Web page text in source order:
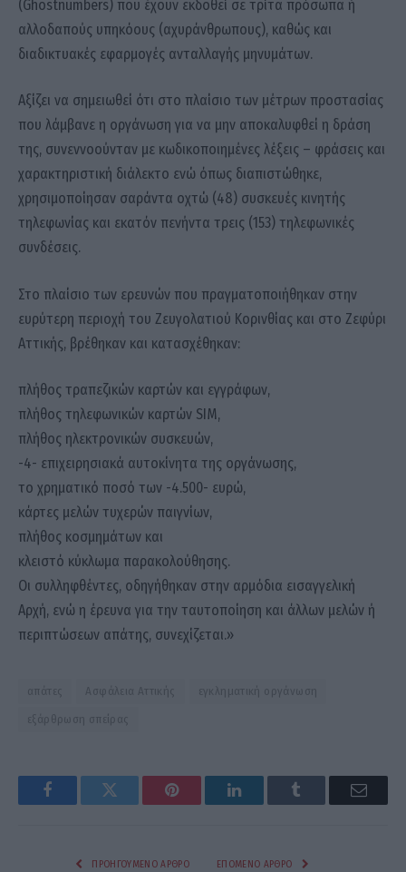
(Ghostnumbers) που έχουν εκδοθεί σε τρίτα πρόσωπα ή
αλλοδαπούς υπηκόους (αχυράνθρωπους), καθώς και
διαδικτυακές εφαρμογές ανταλλαγής μηνυμάτων.
Αξίζει να σημειωθεί ότι στο πλαίσιο των μέτρων προστασίας
που λάμβανε η οργάνωση για να μην αποκαλυφθεί η δράση
της, συνεννοούνταν με κωδικοποιημένες λέξεις – φράσεις και
χαρακτηριστική διάλεκτο ενώ όπως διαπιστώθηκε,
χρησιμοποίησαν σαράντα οχτώ (48) συσκευές κινητής
τηλεφωνίας και εκατόν πενήντα τρεις (153) τηλεφωνικές
συνδέσεις.
Στο πλαίσιο των ερευνών που πραγματοποιήθηκαν στην
ευρύτερη περιοχή του Ζευγολατιού Κορινθίας και στο Ζεφύρι
Αττικής, βρέθηκαν και κατασχέθηκαν:
πλήθος τραπεζικών καρτών και εγγράφων,
πλήθος τηλεφωνικών καρτών SIM,
πλήθος ηλεκτρονικών συσκευών,
-4- επιχειρησιακά αυτοκίνητα της οργάνωσης,
το χρηματικό ποσό των -4.500- ευρώ,
κάρτες μελών τυχερών παιγνίων,
πλήθος κοσμημάτων και
κλειστό κύκλωμα παρακολούθησης.
Οι συλληφθέντες, οδηγήθηκαν στην αρμόδια εισαγγελική
Αρχή, ενώ η έρευνα για την ταυτοποίηση και άλλων μελών ή
περιπτώσεων απάτης, συνεχίζεται.»
απάτες Ασφάλεια Αττικής εγκληματική οργάνωση
εξάρθρωση σπείρας
FacebookTwitter Pinterest LinkedInTumblr Email
ΠΡΟΗΓΟΎΜΕΝΟ ΆΡΘΡΟ ΕΠΌΜΕΝΟ ΆΡΘΡΟ